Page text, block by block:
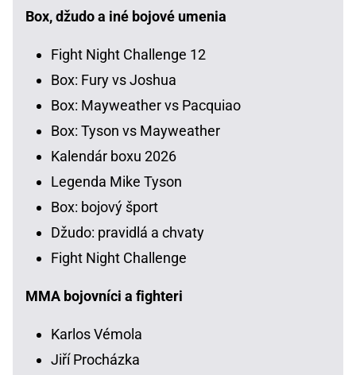
Box, džudo a iné bojové umenia
Fight Night Challenge 12
Box: Fury vs Joshua
Box: Mayweather vs Pacquiao
Box: Tyson vs Mayweather
Kalendár boxu 2026
Legenda Mike Tyson
Box: bojový šport
Džudo: pravidlá a chvaty
Fight Night Challenge
MMA bojovníci a fighteri
Karlos Vémola
Jiří Procházka